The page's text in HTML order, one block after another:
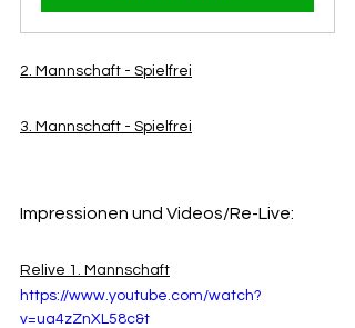
2. Mannschaft - Spielfrei
3. Mannschaft - Spielfrei
Impressionen und Videos/Re-Live:
Relive 1. Mannschaft
https://www.youtube.com/watch?
v=ua4zZnXL58c&t